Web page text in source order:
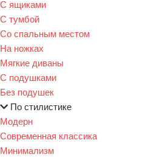
С ящиками
С тумбой
Со спальным местом
На ножках
Мягкие диваны
С подушками
Без подушек
По стилистике
Модерн
Современная классика
Минимализм